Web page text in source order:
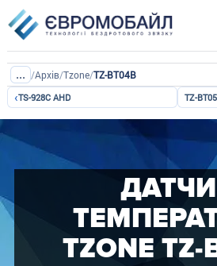
... /Архів/Tzone/TZ-BT04B
‹TS-928C AHD TZ-BT05
TZONE TZ-